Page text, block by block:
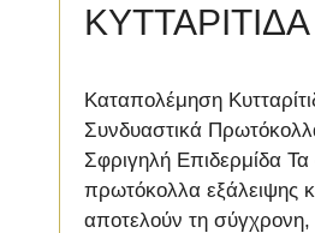
ΚΥΤΤΑΡΙΤΙΔΑ
Καταπολέμηση
Συνδυαστικά
Σφριγηλή Επιδερμίδα
πρωτόκολλα εξάλειψης
αποτελούν τη σύγχρονη,